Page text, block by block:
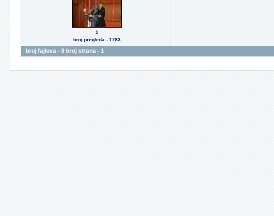
1
broj pregleda - 1783
broj fajlova - 9 broj strana - 1